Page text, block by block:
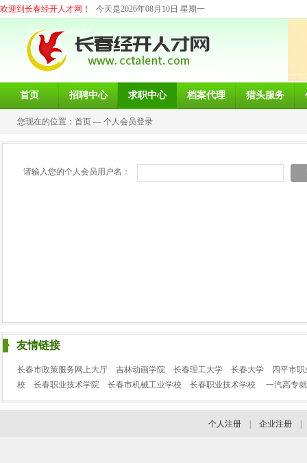
欢迎到长春经开人才网！ 今天是2026年08月10日 星期一
首页 招聘中心 求职中心 档案代理 猎头服务
您现在的位置： 首页 — 个人会员登录
请输入您的个人会员用户名：
友情链接
长春市政策服务网上大厅 吉林动画学院 长春理工大学 长春大学
四平市
校
长春职业技术学院 长春市机械工业学校 长春职业技术学校 一汽高专
个人注册 企业注册